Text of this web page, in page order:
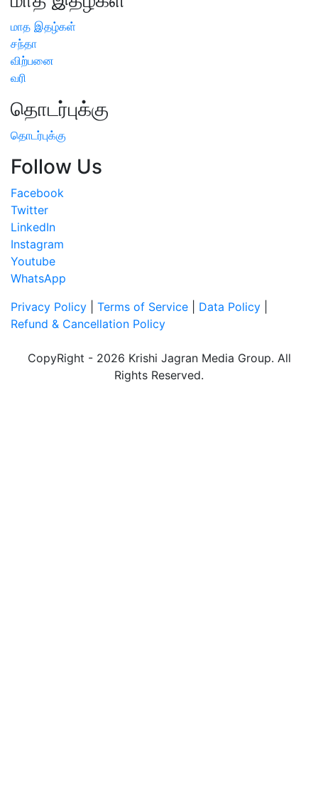
மாத இதழ்கள்
சந்தா
விற்பனை
வரி
தொடர்புக்கு
தொடர்புக்கு
Follow Us
Facebook
Twitter
LinkedIn
Instagram
Youtube
WhatsApp
Privacy Policy
Terms of Service Data Policy
Refund & Cancellation Policy
CopyRight - 2026 Krishi Jagran Media Group. All
Rights Reserved.